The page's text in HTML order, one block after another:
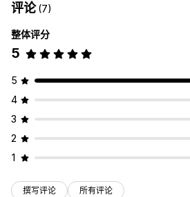
特定产品系列
通知设置
购物车提醒
结账提醒
评论(7)
整体评分
5
5
4
3
2
1
撰写评论 所有评论